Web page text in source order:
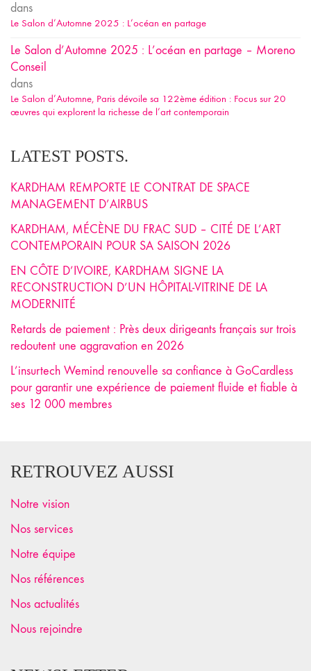
dans
Le Salon d’Automne 2025 : L’océan en partage
Le Salon d’Automne 2025 : L’océan en partage – Moreno
Conseil
dans
Le Salon d’Automne, Paris dévoile sa 122ème édition : Focus sur 20
œuvres qui explorent la richesse de l’art contemporain
LATEST POSTS.
KARDHAM REMPORTE LE CONTRAT DE SPACE
MANAGEMENT D’AIRBUS
KARDHAM, MÉCÈNE DU FRAC SUD – CITÉ DE L’ART
CONTEMPORAIN POUR SA SAISON 2026
EN CÔTE D’IVOIRE, KARDHAM SIGNE LA
RECONSTRUCTION D’UN HÔPITAL-VITRINE DE LA
MODERNITÉ
Retards de paiement : Près deux dirigeants français sur trois
redoutent une aggravation en 2026
L’insurtech Wemind renouvelle sa confiance à GoCardless
pour garantir une expérience de paiement fluide et fiable à
ses 12 000 membres
RETROUVEZ AUSSI
Notre vision
Nos services
Notre équipe
Nos références
Nos actualités
Nous rejoindre